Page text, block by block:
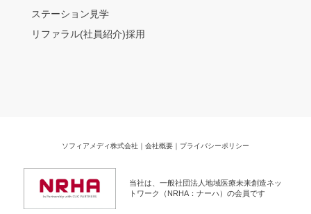
ステーション見学
リファラル(社員紹介)採用
ソフィアメディ株式会社 ｜ 会社概要 ｜ プライバシーポリシー
当社は、一般社団法人地域医療未来創造ネッ
トワーク（NRHA：ナーハ）の会員です